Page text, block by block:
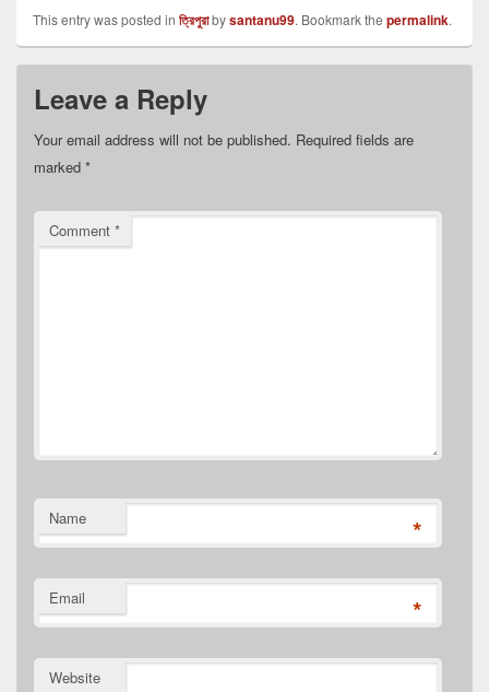
This entry was posted in ত্রিপুরাbysantanu99. Bookmark the permalink.
Leave a Reply
Your email address will not be published. Required fields are
marked *
Comment *
Name *
Email *
Website